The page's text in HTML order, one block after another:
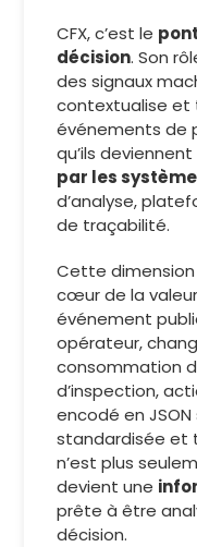
CFX, c’est le
décision. Son
des signaux
contextualise et
événements de
qu’ils deviennent
par les
d’analyse,
de traçabilité.
Cette
cœur de la
événement
opérateur,
consommation
d’inspection,
encodé en
standardisée et
n’est plus
devient une
prête à être
décision.